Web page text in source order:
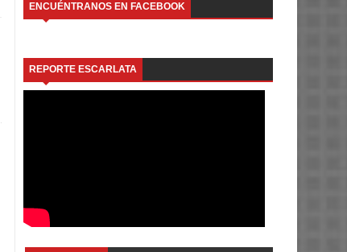
ENCUÉNTRANOS EN FACEBOOK
REPORTE ESCARLATA